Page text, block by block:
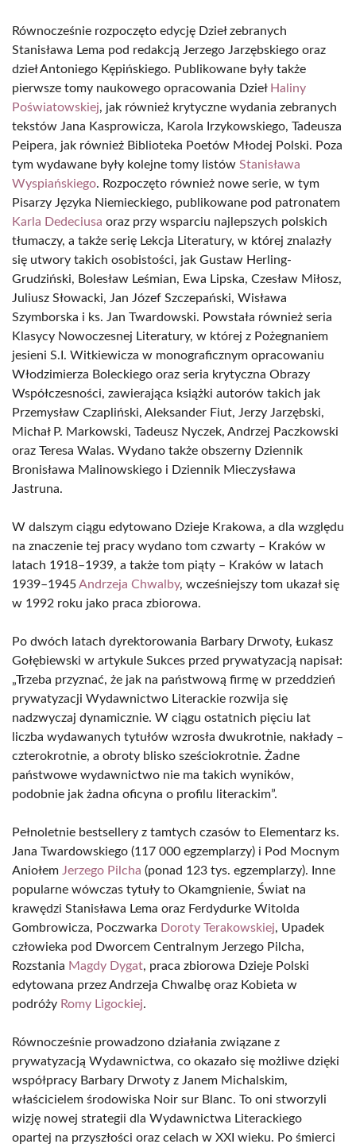
Równocześnie rozpoczęto edycję Dzieł zebranych
Stanisława Lema pod redakcją Jerzego Jarzębskiego oraz
dzieł Antoniego Kępińskiego. Publikowane były także
pierwsze tomy naukowego opracowania Dzieł Haliny
Poświatowskiej, jak również krytyczne wydania zebranych
tekstów Jana Kasprowicza, Karola Irzykowskiego, Tadeusza
Peipera, jak również Biblioteka Poetów Młodej Polski. Poza
tym wydawane były kolejne tomy listów Stanisława
Wyspiańskiego. Rozpoczęto również nowe serie, w tym
Pisarzy Języka Niemieckiego, publikowane pod patronatem
Karla Dedeciusa oraz przy wsparciu najlepszych polskich
tłumaczy, a także serię Lekcja Literatury, w której znalazły
się utwory takich osobistości, jak Gustaw Herling-
Grudziński, Bolesław Leśmian, Ewa Lipska, Czesław Miłosz,
Juliusz Słowacki, Jan Józef Szczepański, Wisława
Szymborska i ks. Jan Twardowski. Powstała również seria
Klasycy Nowoczesnej Literatury, w której z Pożegnaniem
jesieni S.I. Witkiewicza w monograficznym opracowaniu
Włodzimierza Boleckiego oraz seria krytyczna Obrazy
Współczesności, zawierająca książki autorów takich jak
Przemysław Czapliński, Aleksander Fiut, Jerzy Jarzębski,
Michał P. Markowski, Tadeusz Nyczek, Andrzej Paczkowski
oraz Teresa Walas. Wydano także obszerny Dziennik
Bronisława Malinowskiego i Dziennik Mieczysława
Jastruna.
W dalszym ciągu edytowano Dzieje Krakowa, a dla względu
na znaczenie tej pracy wydano tom czwarty – Kraków w
latach 1918–1939, a także tom piąty – Kraków w latach
1939–1945Andrzeja Chwalby, wcześniejszy tom ukazał się
w 1992 roku jako praca zbiorowa.
Po dwóch latach dyrektorowania Barbary Drwoty, Łukasz
Gołębiewski w artykule Sukces przed prywatyzacją napisał:
„Trzeba przyznać, że jak na państwową firmę w przeddzień
prywatyzacji Wydawnictwo Literackie rozwija się
nadzwyczaj dynamicznie. W ciągu ostatnich pięciu lat
liczba wydawanych tytułów wzrosła dwukrotnie, nakłady –
czterokrotnie, a obroty blisko sześciokrotnie. Żadne
państwowe wydawnictwo nie ma takich wyników,
podobnie jak żadna oficyna o profilu literackim”.
Pełnoletnie bestsellery z tamtych czasów to Elementarz ks.
Jana Twardowskiego (117 000 egzemplarzy) i Pod Mocnym
Aniołem Jerzego Pilcha (ponad 123 tys. egzemplarzy). Inne
popularne wówczas tytuły to Okamgnienie, Świat na
krawędzi Stanisława Lema oraz Ferdydurke Witolda
Gombrowicza, Poczwarka Doroty Terakowskiej, Upadek
człowieka pod Dworcem Centralnym Jerzego Pilcha,
Rozstania Magdy Dygat, praca zbiorowa Dzieje Polski
edytowana przez Andrzeja Chwalbę oraz Kobieta w
podróży Romy Ligockiej.
Równocześnie prowadzono działania związane z
prywatyzacją Wydawnictwa, co okazało się możliwe dzięki
współpracy Barbary Drwoty z Janem Michalskim,
właścicielem środowiska Noir sur Blanc. To oni stworzyli
wizję nowej strategii dla Wydawnictwa Literackiego
opartej na przyszłości oraz celach w XXI wieku. Po śmierci